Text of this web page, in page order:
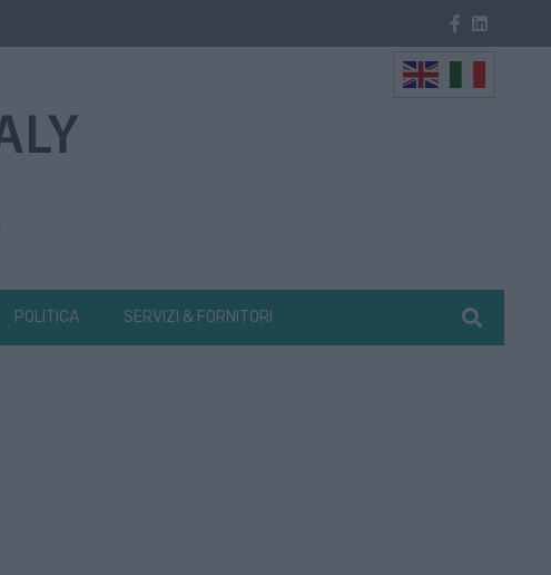
POLITICA SERVIZI & FORNITORI